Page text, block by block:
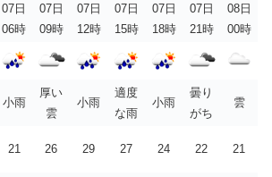
07日
06時
07日
09時
07日
12時
07日
15時
07日
18時
07日
21時
08日
00時
小雨
厚い
雲
小雨
適度
な雨
小雨
曇り
がち
雲
21 26 29 27 24 22 21